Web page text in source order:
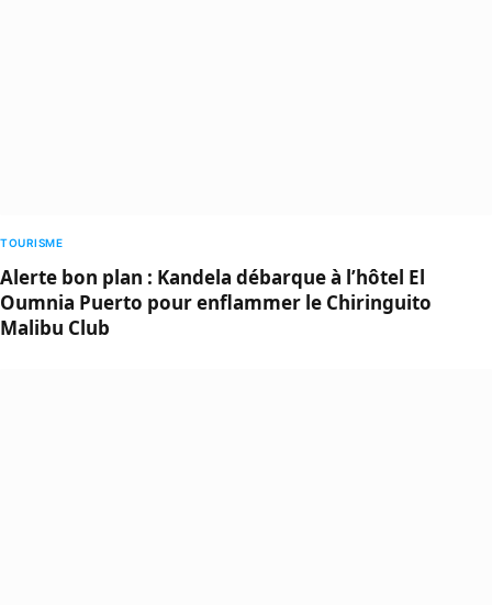
TOURISME
Alerte bon plan : Kandela débarque à l’hôtel El
Oumnia Puerto pour enflammer le Chiringuito
Malibu Club